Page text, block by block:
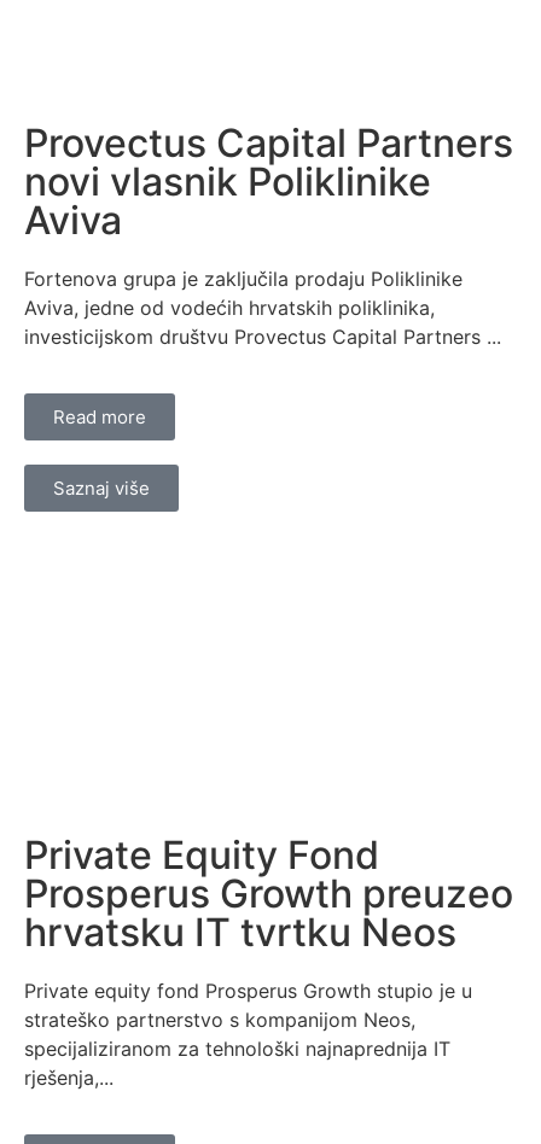
Provectus Capital Partners
novi vlasnik Poliklinike
Aviva
Fortenova grupa je zaključila prodaju Poliklinike
Aviva, jedne od vodećih hrvatskih poliklinika,
investicijskom društvu Provectus Capital Partners ...
Read more
Saznaj više
Private Equity Fond
Prosperus Growth preuzeo
hrvatsku IT tvrtku Neos
Private equity fond Prosperus Growth stupio je u
strateško partnerstvo s kompanijom Neos,
specijaliziranom za tehnološki najnaprednija IT
rješenja,...